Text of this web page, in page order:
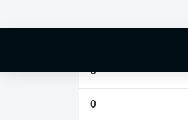
0
0